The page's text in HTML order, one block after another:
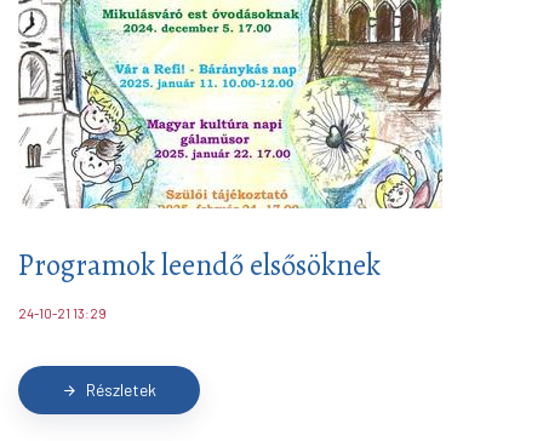
Programok leendő elsősöknek
24-10-21 13:29
arrow_forward Részletek